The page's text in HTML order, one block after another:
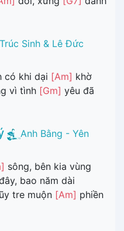
Trúc Sinh & Lê Đức
có khi dại [Am] khờ
vì tình [Gm] yêu đã
Anh Bằng - Yên
sông, bên kia vùng
bao năm dài
tre muộn [Am] phiền